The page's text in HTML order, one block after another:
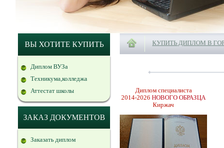
ВЫ ХОТИТЕ КУПИТЬ
Диплом ВУЗа
Техникума,колледжа
Аттестат школы
ЗАКАЗ ДОКУМЕНТОВ
Заказать диплом
КУПИТЬ ДИПЛОМ В
Диплом специалиста
2014-2026 НОВОГО ОБРАЗЦА
Киржач